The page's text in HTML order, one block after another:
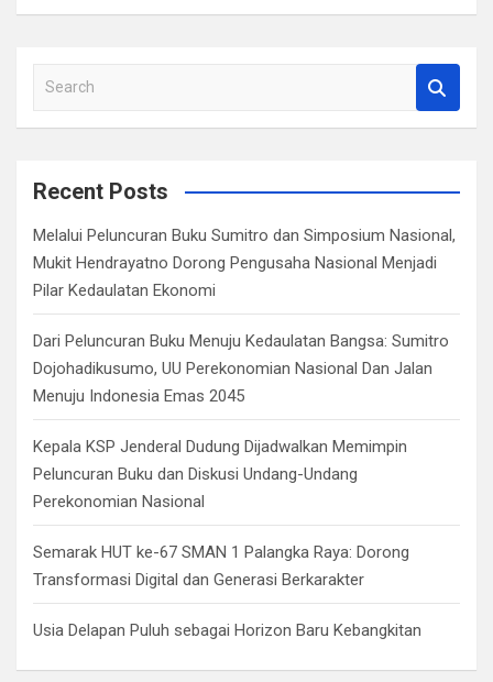
a
c
Recent Posts
Melalui Peluncuran Buku Sumitro dan Simposium Nasional,
Mukit Hendrayatno Dorong Pengusaha Nasional Menjadi
Pilar Kedaulatan Ekonomi
Dari Peluncuran Buku Menuju Kedaulatan Bangsa: Sumitro
Dojohadikusumo, UU Perekonomian Nasional Dan Jalan
Menuju Indonesia Emas 2045
Kepala KSP Jenderal Dudung Dijadwalkan Memimpin
Peluncuran Buku dan Diskusi Undang-Undang
Perekonomian Nasional
Semarak HUT ke-67 SMAN 1 Palangka Raya: Dorong
Transformasi Digital dan Generasi Berkarakter
Usia Delapan Puluh sebagai Horizon Baru Kebangkitan